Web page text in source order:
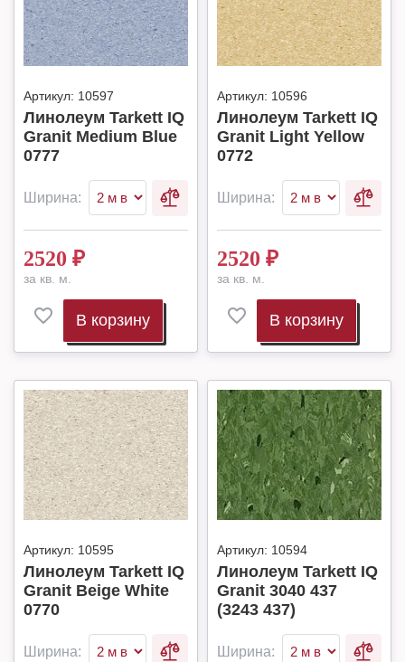
Артикул: 10597
Линолеум Tarkett IQ
Granit Medium Blue
0777
Ширина:
2520 ₽
за кв. м.
В корзину
Артикул: 10596
Линолеум Tarkett IQ
Granit Light Yellow
0772
Ширина:
2520 ₽
за кв. м.
В корзину
Артикул: 10595
Линолеум Tarkett IQ
Granit Beige White
0770
Ширина:
Артикул: 10594
Линолеум Tarkett IQ
Granit 3040 437
(3243 437)
Ширина: